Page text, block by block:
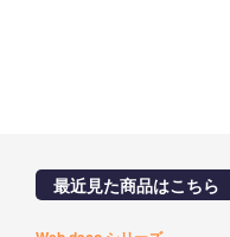
最近見た商品はこちら